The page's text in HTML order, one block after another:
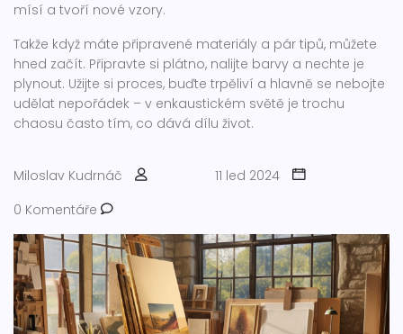
mísí a tvoří nové vzory.
Takže když máte připravené materiály a pár tipů, můžete
hned začít. Připravte si plátno, nalijte barvy a nechte je
plynout. Užijte si proces, buďte trpěliví a hlavně se nebojte
udělat nepořádek – v enkaustickém světě je trochu
chaosu často tím, co dává dílu život.
Miloslav Kudrnáč
11 led 2024
0 Komentáře